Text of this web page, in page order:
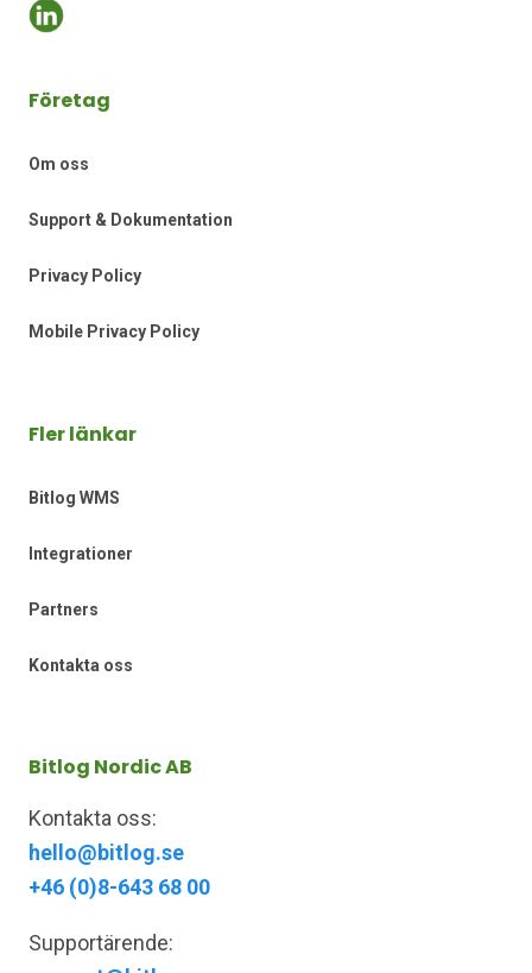
Företag
Om oss
Support & Dokumentation
Privacy Policy
Mobile Privacy Policy
Fler länkar
Bitlog WMS
Integrationer
Partners
Kontakta oss
Bitlog Nordic AB
Kontakta oss:
hello@bitlog.se
+46 (0)8-643 68 00
Supportärende: